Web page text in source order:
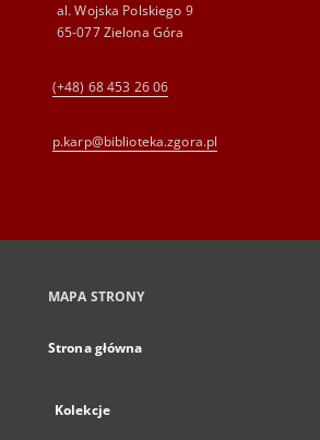
al. Wojska Polskiego 9
65-077 Zielona Góra
(+48) 68 453 26 06
p.karp@biblioteka.zgora.pl
MAPA STRONY
Strona główna
Kolekcje